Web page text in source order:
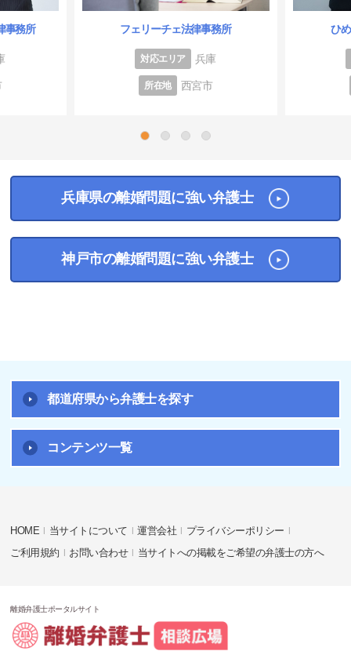
事務所 フェリーチェ法律事務所
対応エリア 兵庫
所在地 西宮市
ひ
兵庫県の離婚問題に強い弁護士
神戸市の離婚問題に強い弁護士
都道府県から弁護士を探す
コンテンツ一覧
HOME 当サイトについて 運営会社
プライバシーポリシー
ご利用規約
お問い合わせ 当サイトへの掲載をご希望の弁護士の方へ
離婚弁護士ポータルサイト